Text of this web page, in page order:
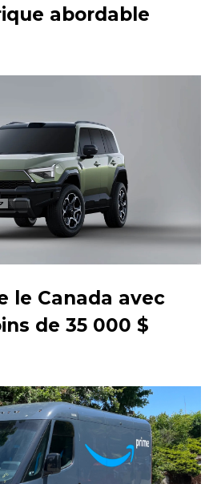
abordable
le Canada avec
de 35 000 $